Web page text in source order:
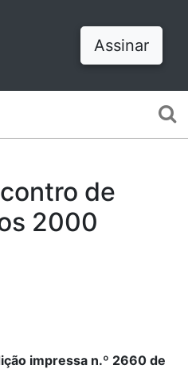
Assinar
de
2000
impressa n.º 2660 de